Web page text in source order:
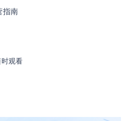
：助你成功入行AI岗位，🚀
指南
观看